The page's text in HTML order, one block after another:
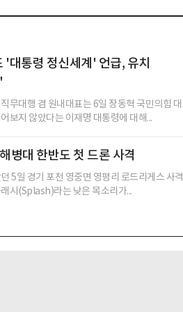
'대통령 정신세계' 언급, 유치
무대행 겸 원내대표는 6일 장동혁 국민의힘 대
보지 않았다는 이재명 대통령에 대해...
병대 한반도 첫 드론 사격
5일 경기 포천 영중면 영평리 로드리게스 사격
시(Splash)라는 낮은 목소리가...